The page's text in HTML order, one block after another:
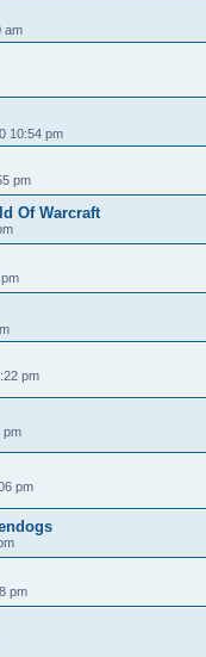
am
10:54 pm
pm
Of Warcraft
pm
pm
pm
pm